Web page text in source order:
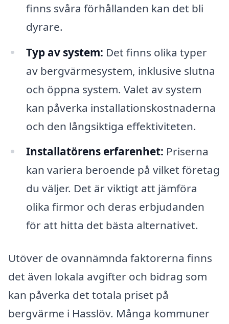
finns svåra förhållanden kan det bli
dyrare.
Typ av system: Det finns olika typer
av bergvärmesystem, inklusive slutna
och öppna system. Valet av system
kan påverka installationskostnaderna
och den långsiktiga effektiviteten.
Installatörens erfarenhet: Priserna
kan variera beroende på vilket företag
du väljer. Det är viktigt att jämföra
olika firmor och deras erbjudanden
för att hitta det bästa alternativet.
Utöver de ovannämnda faktorerna finns
det även lokala avgifter och bidrag som
kan påverka det totala priset på
bergvärme i Hasslöv. Många kommuner